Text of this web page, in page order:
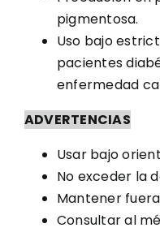
pigmentosa.
Uso bajo
pacientes
enfermedad
ADVERTENCIAS
Usar bajo
No exceder la
Mantener
Consultar al